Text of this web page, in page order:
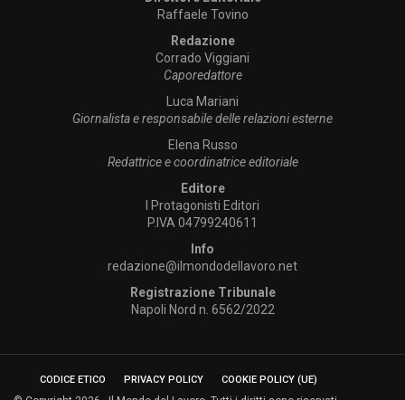
Raffaele Tovino
Redazione
Corrado Viggiani
Caporedattore
Luca Mariani
Giornalista e responsabile delle relazioni esterne
Elena Russo
Redattrice e coordinatrice editoriale
Editore
I Protagonisti Editori
P.IVA 04799240611
Info
redazione@ilmondodellavoro.net
Registrazione Tribunale
Napoli Nord n. 6562/2022
CODICE ETICO PRIVACY POLICY COOKIE POLICY (UE)